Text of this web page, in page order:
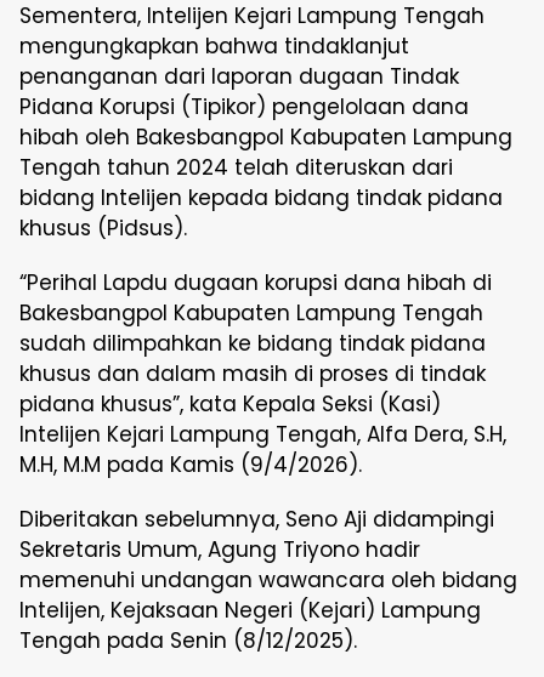
Sementera, Intelijen Kejari Lampung Tengah
mengungkapkan bahwa tindaklanjut
penanganan dari laporan dugaan Tindak
Pidana Korupsi (Tipikor) pengelolaan dana
hibah oleh Bakesbangpol Kabupaten Lampung
Tengah tahun 2024 telah diteruskan dari
bidang Intelijen kepada bidang tindak pidana
khusus (Pidsus).
“Perihal Lapdu dugaan korupsi dana hibah di
Bakesbangpol Kabupaten Lampung Tengah
sudah dilimpahkan ke bidang tindak pidana
khusus dan dalam masih di proses di tindak
pidana khusus”, kata Kepala Seksi (Kasi)
Intelijen Kejari Lampung Tengah, Alfa Dera, S.H,
M.H, M.M pada Kamis (9/4/2026).
Diberitakan sebelumnya, Seno Aji didampingi
Sekretaris Umum, Agung Triyono hadir
memenuhi undangan wawancara oleh bidang
Intelijen, Kejaksaan Negeri (Kejari) Lampung
Tengah pada Senin (8/12/2025).